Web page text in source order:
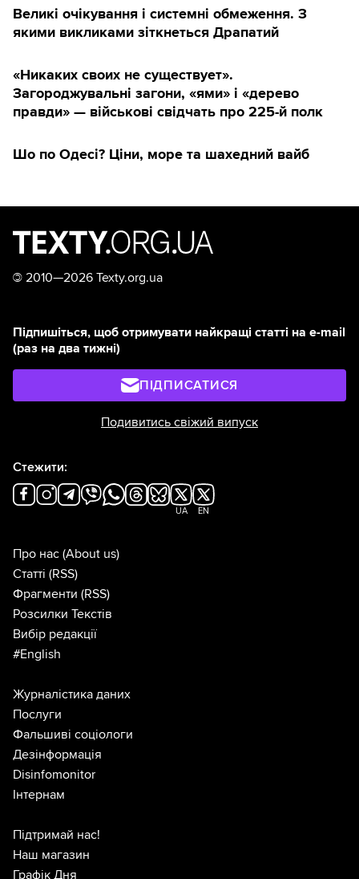
Великі очікування і системні обмеження. З
якими викликами зіткнеться Драпатий
«Никаких своих не существует».
Загороджувальні загони, «ями» і «дерево
правди» — військові свідчать про 225-й полк
Шо по Одесі? Ціни, море та шахедний вайб
© 2010—2026 Texty.org.ua
Підпишіться, щоб отримувати найкращі статті на e-mail
(раз на два тижні)
ПІДПИСАТИСЯ
Подивитись свіжий випуск
Стежити:
UA EN
Про нас (About us)
Статті (RSS)
Фрагменти (RSS)
Розсилки Текстів
Вибір редакції
#English
Журналістика даних
Послуги
Фальшиві соціологи
Дезінформація
Disinfomonitor
Інтернам
Підтримай нас!
Наш магазин
Графік Дня